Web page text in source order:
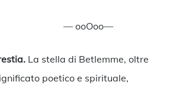
La stella di Betlemme, oltre
poetico e spirituale,